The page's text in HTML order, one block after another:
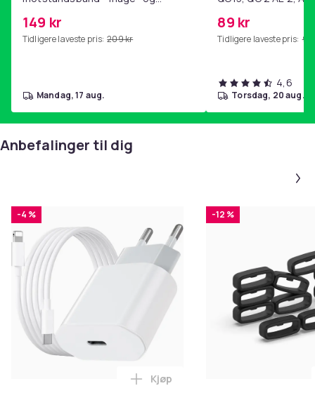
hjemmegymnastikk Purple
149 kr
Tidligere laveste pris: 209 kr
mandag, 17 aug.
89 kr
Tidligere laveste pris: 99
4,6
torsdag, 20 aug.
Anbefalinger til dig
-4 %
Legg iPhone Hurtiglader USB-C
Kjøp
-12 %